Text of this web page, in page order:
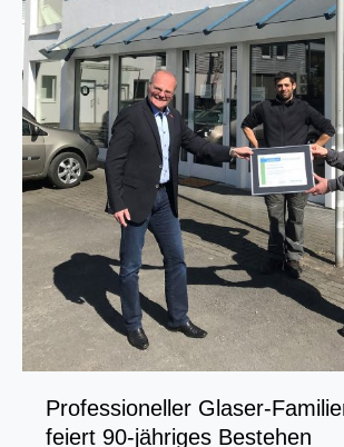
Professioneller Glaser-
feiert 90-jähriges Bestehen